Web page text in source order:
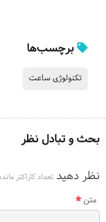
برچسب‌ها
تکنولوژی ساعت
بحث و تبادل نظر
نظر دهید تعداد کاراکتر
متن